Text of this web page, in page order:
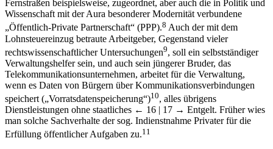
Fernstraßen beispielsweise, zugeordnet, aber auch die in Politik und
Wissenschaft mit der Aura besonderer Modernität verbundene
„Öffentlich-Private Partnerschaft“ (PPP).8 Auch der mit dem
Lohnsteuereinzug betraute Arbeitgeber, Gegenstand vieler
rechtswissenschaftlicher Untersuchungen9, soll ein selbstständiger
Verwaltungshelfer sein, und auch sein jüngerer Bruder, das
Telekommunikationsunternehmen, arbeitet für die Verwaltung,
wenn es Daten von Bürgern über Kommunikationsverbindungen
speichert („Vorratsdatenspeicherung“)10, alles übrigens
Dienstleistungen ohne staatliches ← 16 | 17 → Entgelt. Früher wies
man solche Sachverhalte der sog. Indienstnahme Privater für die
Erfüllung öffentlicher Aufgaben zu.11